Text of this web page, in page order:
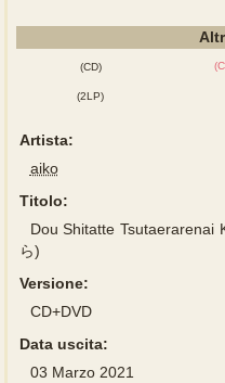
(CD)
(2LP)
Artista:
aiko
Titolo:
Dou Shitatte
ら)
Versione:
CD+DVD
Data uscita:
03 Marzo 2021